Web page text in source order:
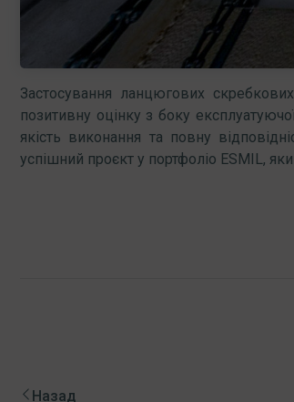
Застосування ланцюгових
позитивну оцінку з боку
якість виконання та повну
успішний проєкт у портфоліо ESMIL,
Назад